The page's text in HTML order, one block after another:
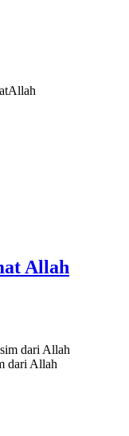
Allah
dari Allah